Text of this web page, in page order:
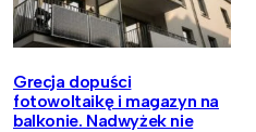
Grecja dopuści
fotowoltaikę i magazyn na
balkonie. Nadwyżek nie